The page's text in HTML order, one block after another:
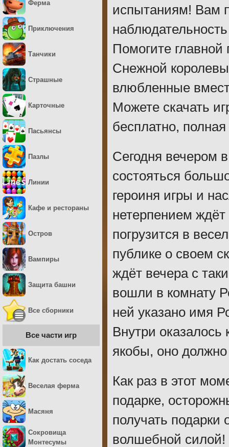
испытаниям! Вам
Помогите главной
Снежной
влюбленные
Можете скачать
бесплатно,
Сегодня вечером
состояться
героиня игры и
нетерпением ждёт
погрузится в
публике о своем
ждёт вечера с
вошли в комнату
ней указано имя
Внутри оказалось
якобы, оно
Как раз в этот
подарке,
получать подарки
волшебной силой!
Ферма
Приключения
Танчики
Страшные
Карточные
Пасьянсы
Пазлы
Линии
Кафе и рестораны
Остров
Вампиры
Защита башни
Все сборники
Все части игр
Как достать соседа
Веселая ферма
Масяня
Сокровища
Монтесумы